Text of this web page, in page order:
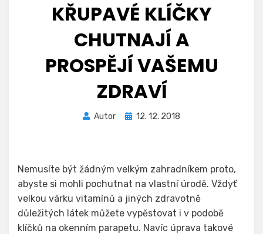
KŘUPAVÉ KLÍČKY
CHUTNAJÍ A
PROSPĚJÍ VAŠEMU
ZDRAVÍ
Autor
Zveřejněno
12. 12. 2018
Nemusíte být žádným velkým zahradníkem proto,
abyste si mohli pochutnat na vlastní úrodě. Vždyť
velkou várku vitamínů a jiných zdravotně
důležitých látek můžete vypěstovat i v podobě
klíčků na okenním parapetu. Navíc úprava takové